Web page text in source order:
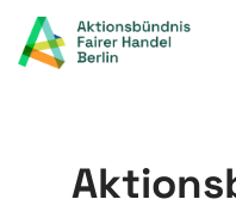
Zum